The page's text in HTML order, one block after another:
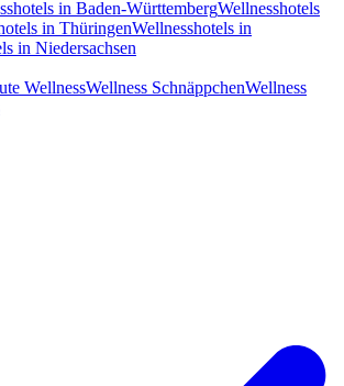
in Baden-WürttembergWellnesshotels
in ThüringenWellnesshotels in
in Niedersachsen
WellnessWellness SchnäppchenWellness